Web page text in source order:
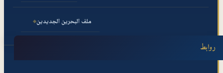
ملف البحرين الجديدين
روابط